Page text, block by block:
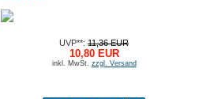
UVP**:11,36 EUR
10,80 EUR
inkl. MwSt. zzgl. Versand